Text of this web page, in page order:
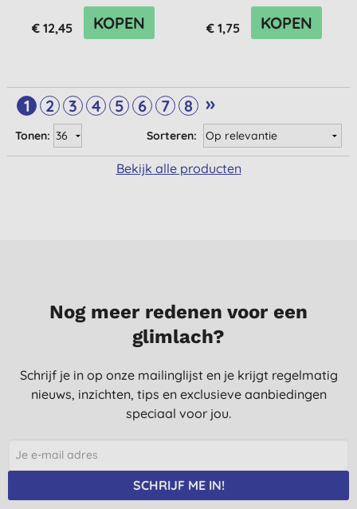
€ 12,45 KOPEN € 1,75 KOPEN
1 2 3 4 5 6 7 8 »
Sorteren:
Tonen:
Bekijk alle producten
Nog meer redenen voor een
glimlach?
Schrijf je in op onze mailinglijst en je krijgt regelmatig
nieuws, inzichten, tips en exclusieve aanbiedingen
speciaal voor jou.
SCHRIJF ME IN!